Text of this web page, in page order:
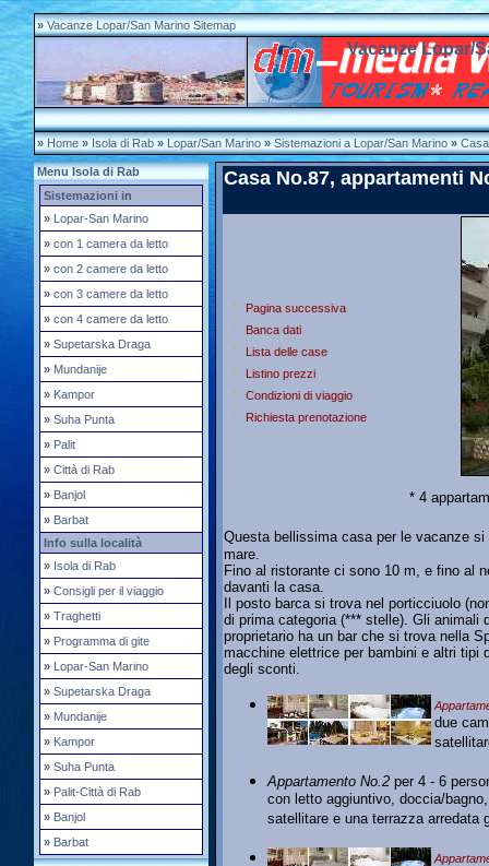
» Vacanze Lopar/San Marino Sitemap
Vacanze Lopar/
» Home » Isola di Rab » Lopar/San Marino » Sistemazioni a Lopar/San Marino »
Menu Isola di Rab
Sistemazioni in
» Lopar-San Marino
» con 1 camera da letto
» con 2 camere da letto
» con 3 camere da letto
» con 4 camere da letto
» Supetarska Draga
» Mundanije
» Kampor
» Suha Punta
» Palit
» Città di Rab
» Banjol
» Barbat
Info sulla località
» Isola di Rab
» Consigli per il viaggio
» Traghetti
» Programma di gite
» Lopar-San Marino
» Supetarska Draga
» Mundanije
» Kampor
» Suha Punta
» Palit-Città di Rab
» Banjol
» Barbat
Casa No.87, appartamenti
Pagina successiva
Banca dati
Lista delle case
Listino prezzi
Condizioni di viaggio
Richiesta prenotazione
* 4
Questa bellissima casa per le vacanze
mare.
Fino al ristorante ci sono 10 m, e fino al
davanti la casa.
Il posto barca si trova nel porticciuolo
di prima categoria (*** stelle). Gli animali
proprietario ha un bar che si trova nella
macchine elettrice per bambini e altri tipi
degli sconti.
due
Appartamento No.2 per 4 - 6
con letto aggiuntivo, doccia/
satellitare e una terrazza arredata